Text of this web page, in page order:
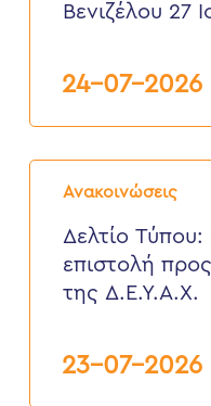
2026
Βενιζέλου 27
24-07-2026
Ανακοινώσεις
Δελτίο
Τύπου:
επιστολή
προς
τους
καταναλωτές
Δελτίο Τύπου:
επιστολή
της Δ.Ε.Υ.Α.Χ.
23-07-2026